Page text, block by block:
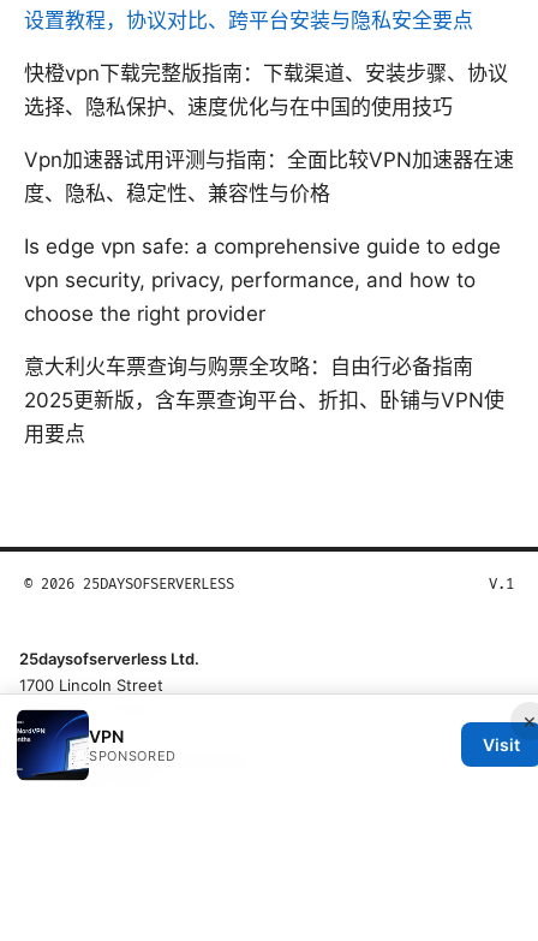
设置教程，协议对比、跨平台安装与隐私安全要点
快橙vpn下载完整版指南：下载渠道、安装步骤、协议
选择、隐私保护、速度优化与在中国的使用技巧
Vpn加速器试用评测与指南：全面比较VPN加速器在速
度、隐私、稳定性、兼容性与价格
Is edge vpn safe: a comprehensive guide to edge
vpn security, privacy, performance, and how to
choose the right provider
意大利火车票查询与购票全攻略：自由行必备指南
2025更新版，含车票查询平台、折扣、卧铺与VPN使
用要点
×
VPN
SPONSORED
Visit
© 2026 25DAYSOFSERVERLESS V.1
25daysofserverless Ltd.
1700 Lincoln Street
Denver, CO, 80202
US
hello@25daysofserverless.com
+1-310-555-0199